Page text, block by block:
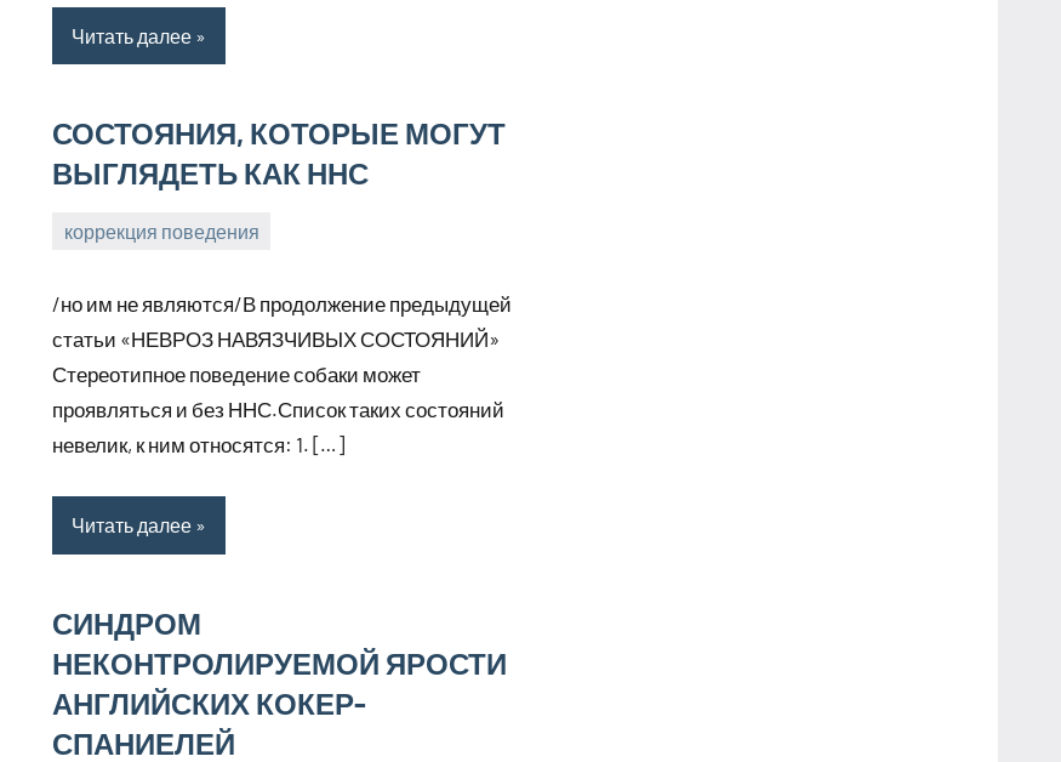
Читать далее
СОСТОЯНИЯ, КОТОРЫЕ МОГУТ
ВЫГЛЯДЕТЬ КАК ННС
коррекция поведения
2026
Анна
/но им не являются/В продолжение предыдущей
статьи «НЕВРОЗ НАВЯЗЧИВЫХ СОСТОЯНИЙ»
Стереотипное поведение собаки может
проявляться и без ННС.Список таких состояний
невелик, к ним относятся: 1. […]
Читать далее
СИНДРОМ
НЕКОНТРОЛИРУЕМОЙ ЯРОСТИ
АНГЛИЙСКИХ КОКЕР-
СПАНИЕЛЕЙ